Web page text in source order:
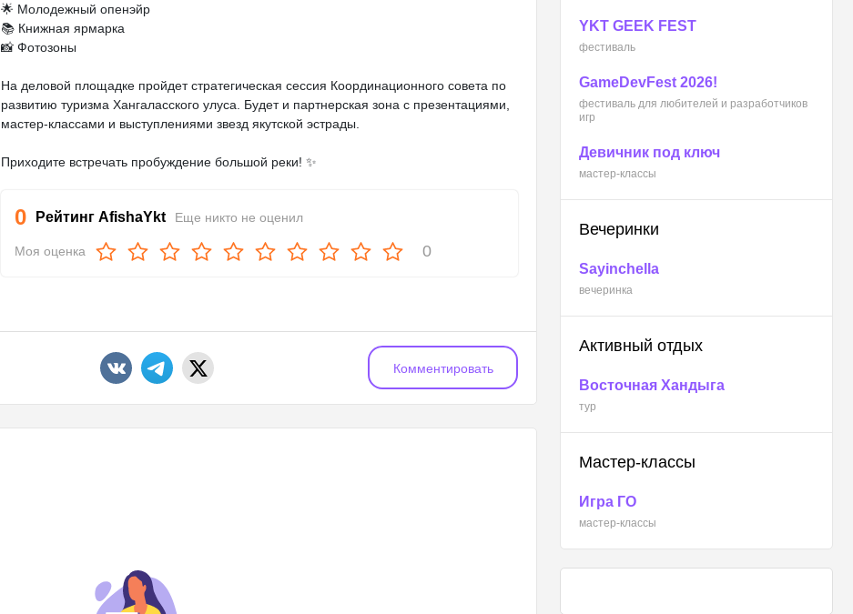
🌟 Молодежный опенэйр
📚 Книжная ярмарка
📸 Фотозоны
На деловой площадке пройдет стратегическая сессия Координационного совета по
развитию туризма Хангаласского улуса. Будет и партнерская зона с презентациями,
мастер-классами и выступлениями звезд якутской эстрады.
Приходите встречать пробуждение большой реки! ✨
0 Рейтинг AfishaYkt Еще никто не оценил
Моя оценка 0
Комментировать
YKT GEEK FEST
фестиваль
GameDevFest 2026!
фестиваль для любителей и разработчиков
игр
Девичник под ключ
мастер-классы
Вечеринки
Sayinchella
вечеринка
Активный отдых
Восточная Хандыга
тур
Мастер-классы
Игра ГО
мастер-классы